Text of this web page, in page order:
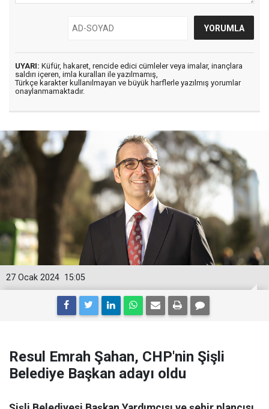
UYARI: Küfür, hakaret, rencide edici cümleler veya imalar, inançlara
saldırı içeren, imla kuralları ile yazılmamış,
Türkçe karakter kullanılmayan ve büyük harflerle yazılmış yorumlar
onaylanmamaktadır.
15:05
27 Ocak 2024
Resul Emrah Şahan, CHP'nin Şişli
Belediye Başkan adayı oldu